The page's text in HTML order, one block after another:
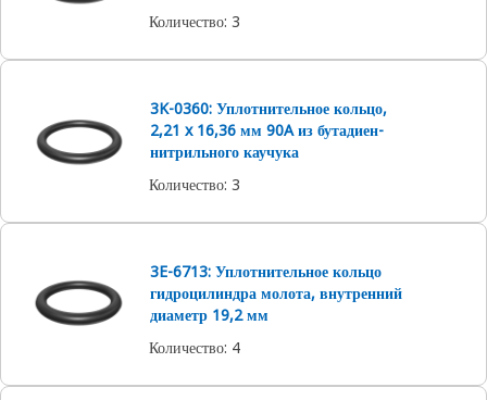
Количество: 3
3K-0360: Уплотнительное кольцо,
2,21 x 16,36 мм 90A из бутадиен-
нитрильного каучука
Количество: 3
3E-6713: Уплотнительное кольцо
гидроцилиндра молота, внутренний
диаметр 19,2 мм
Количество: 4